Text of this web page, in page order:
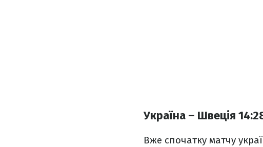
Україна – Швеція
Вже спочатку матчу